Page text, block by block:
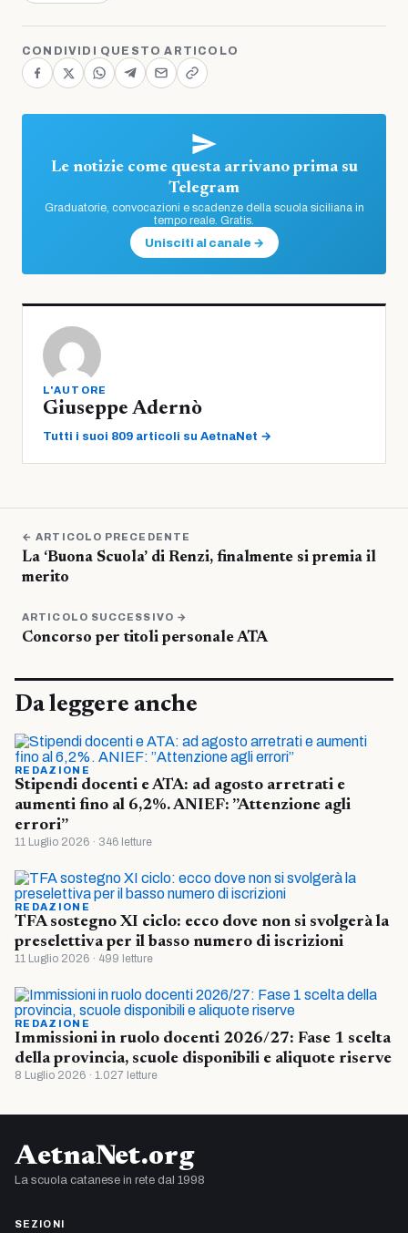
CONDIVIDI QUESTO ARTICOLO
Le notizie come questa arrivano prima su
Telegram
Graduatorie, convocazioni e scadenze della scuola siciliana in
tempo reale. Gratis.
Unisciti al canale →
L'AUTORE
Giuseppe Adernò
Tutti i suoi 809 articoli su AetnaNet →
← ARTICOLO PRECEDENTE
La ‘Buona Scuola’ di Renzi, finalmente si premia il
merito
ARTICOLO SUCCESSIVO →
Concorso per titoli personale ATA
Da leggere anche
REDAZIONE
Stipendi docenti e ATA: ad agosto arretrati e
aumenti fino al 6,2%. ANIEF: ”Attenzione agli
errori”
11 Luglio 2026 · 346 letture
REDAZIONE
TFA sostegno XI ciclo: ecco dove non si svolgerà la
preselettiva per il basso numero di iscrizioni
11 Luglio 2026 · 499 letture
REDAZIONE
Immissioni in ruolo docenti 2026/27: Fase 1 scelta
della provincia, scuole disponibili e aliquote riserve
8 Luglio 2026 · 1.027 letture
AetnaNet.org
La scuola catanese in rete dal 1998
SEZIONI